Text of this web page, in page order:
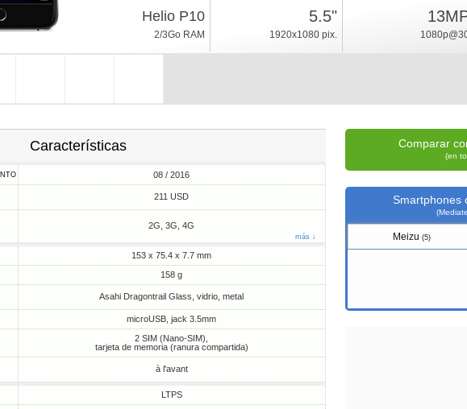
Helio P10
2/3Go RAM
5.5"
1920x1080 pix.
Características
08 / 2016
211 USD
2G, 3G, 4G
más ↓
153 x 75.4 x 7.7 mm
158 g
Asahi Dragontrail Glass, vidrio, metal
microUSB, jack 3.5mm
2 SIM (Nano-SIM),
tarjeta de memoria (ranura compartida)
à l'avant
LTPS
Comparar
(en
Smartphones
Meizu (5)